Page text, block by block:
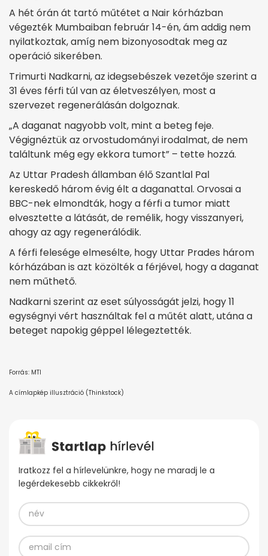
A hét órán át tartó műtétet a Nair kórházban
végezték Mumbaiban február 14-én, ám addig nem
nyilatkoztak, amíg nem bizonyosodtak meg az
operáció sikerében.
Trimurti Nadkarni, az idegsebészek vezetője szerint a
31 éves férfi túl van az életveszélyen, most a
szervezet regenerálásán dolgoznak.
„A daganat nagyobb volt, mint a beteg feje.
Végignéztük az orvostudományi irodalmat, de nem
találtunk még egy ekkora tumort” – tette hozzá.
Az Uttar Pradesh államban élő Szantlal Pal
kereskedő három évig élt a daganattal. Orvosai a
BBC-nek elmondták, hogy a férfi a tumor miatt
elvesztette a látását, de remélik, hogy visszanyeri,
ahogy az agy regenerálódik.
A férfi felesége elmesélte, hogy Uttar Prades három
kórházában is azt közölték a férjével, hogy a daganat
nem műthető.
Nadkarni szerint az eset súlyosságát jelzi, hogy 11
egységnyi vért használtak fel a műtét alatt, utána a
beteget napokig géppel lélegeztették.
Forrás: MTI
A címlapkép illusztráció (Thinkstock)
Iratkozz fel a hírlevelünkre, hogy ne maradj le a
legérdekesebb cikkekről!